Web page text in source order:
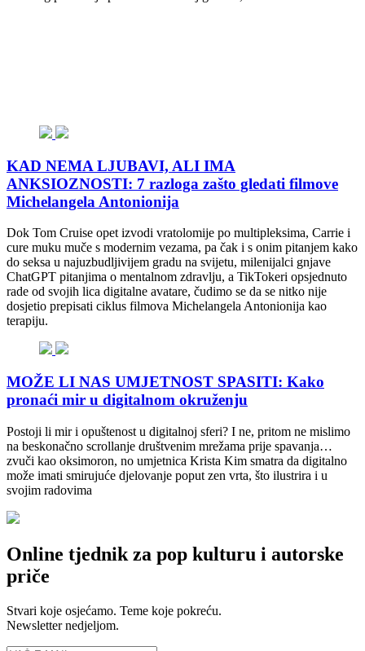
KAD NEMA LJUBAVI, ALI IMA
ANKSIOZNOSTI: 7 razloga zašto gledati filmove
Michelangela Antonionija
Dok Tom Cruise opet izvodi vratolomije po multipleksima, Carrie i
cure muku muče s modernim vezama, pa čak i s onim pitanjem kako
do seksa u najuzbudljivijem gradu na svijetu, milenijalci gnjave
ChatGPT pitanjima o mentalnom zdravlju, a TikTokeri opsjednuto
rade od svojih lica digitalne avatare, čudimo se da se nitko nije
dosjetio prepisati ciklus filmova Michelangela Antonionija kao
terapiju.
MOŽE LI NAS UMJETNOST SPASITI: Kako
pronaći mir u digitalnom okruženju
Postoji li mir i opuštenost u digitalnoj sferi? I ne, pritom ne mislimo
na beskonačno scrollanje društvenim mrežama prije spavanja…
zvuči kao oksimoron, no umjetnica Krista Kim smatra da digitalno
može imati smirujuće djelovanje poput zen vrta, što ilustrira i u
svojim radovima
Online tjednik za pop kulturu i autorske
priče
Stvari koje osjećamo. Teme koje pokreću.
Newsletter nedjeljom.